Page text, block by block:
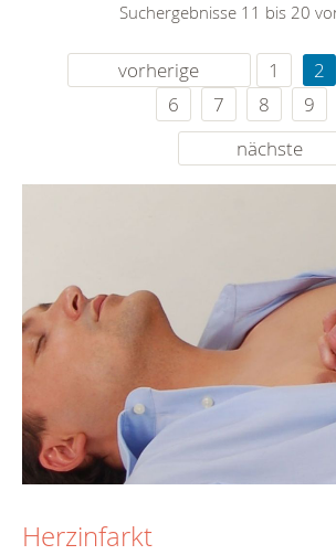
Suchergebnisse 11 bis 20
vorherige 1 2
6
7 8 9
nächste
Herzinfarkt